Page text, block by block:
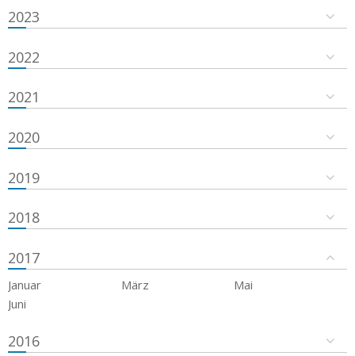
2023
2022
2021
2020
2019
2018
2017
Januar März
Mai
Juni
2016